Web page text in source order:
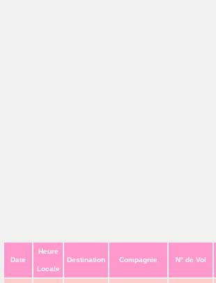
Date
Heure
Locale
Destination Compagnie N° de Vol